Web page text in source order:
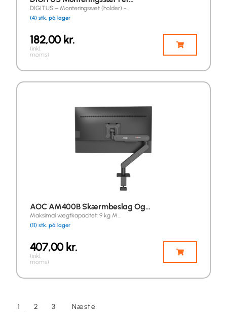
DIGITUS – Monteringssæt (holder) -…
(4) stk. på lager
182,00kr.
(inkl.
moms)
AOC AM400B Skærmbeslag Og…
Maksimal vægtkapacitet: 9 kg M…
(11) stk. på lager
407,00kr.
(inkl.
moms)
1 2 3 Næste